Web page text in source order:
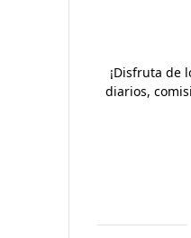
¡Disfruta de
diarios,